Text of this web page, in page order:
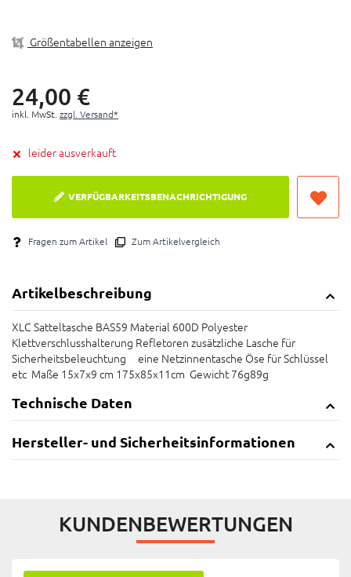
Größentabellen anzeigen
24,00 €
inkl. MwSt. zzgl. Versand*
leider ausverkauft
VERFÜGBARKEITSBENACHRICHTIGUNG
Fragen zum Artikel Zum Artikelvergleich
Artikelbeschreibung
XLC Satteltasche BAS59 Material 600D Polyester
Klettverschlusshalterung Refletoren zusätzliche Lasche für
Sicherheitsbeleuchtung eine Netzinnentasche Öse für Schlüssel
etc Maße 15x7x9 cm 175x85x11cm Gewicht 76g89g
Technische Daten
Hersteller- und Sicherheitsinformationen
KUNDENBEWERTUNGEN